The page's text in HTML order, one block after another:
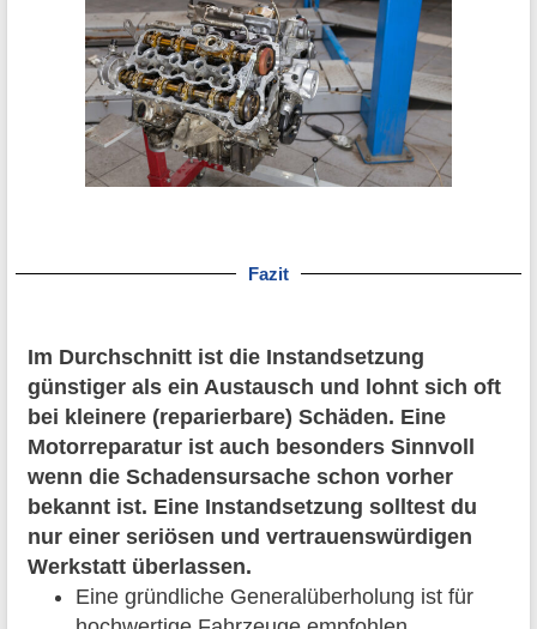
Fazit
Im Durchschnitt ist die Instandsetzung
günstiger als ein Austausch und lohnt sich oft
bei kleinere (reparierbare) Schäden. Eine
Motorreparatur ist auch besonders Sinnvoll
wenn die Schadensursache schon vorher
bekannt ist. Eine Instandsetzung solltest du
nur einer seriösen und vertrauenswürdigen
Werkstatt überlassen.
Eine gründliche Generalüberholung ist für